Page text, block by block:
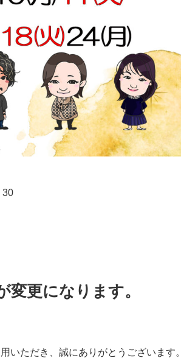
30
変更になります。
いただき、誠にありがとうございます。